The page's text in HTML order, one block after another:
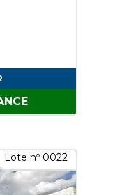
Lote nº 0022